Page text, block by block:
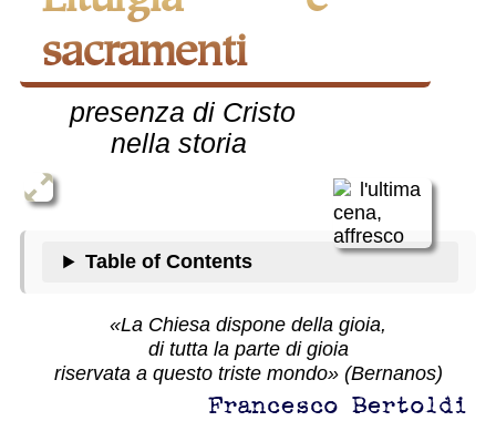
sacramenti
presenza di Cristo
nella storia
Table of Contents
«La Chiesa dispone della gioia,
di tutta la parte di gioia
riservata a questo triste mondo» (Bernanos)
Francesco Bertoldi